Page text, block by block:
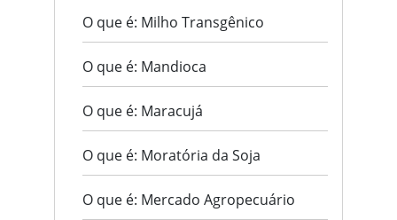
O que é: Milho Transgênico
O que é: Mandioca
O que é: Maracujá
O que é: Moratória da Soja
O que é: Mercado Agropecuário